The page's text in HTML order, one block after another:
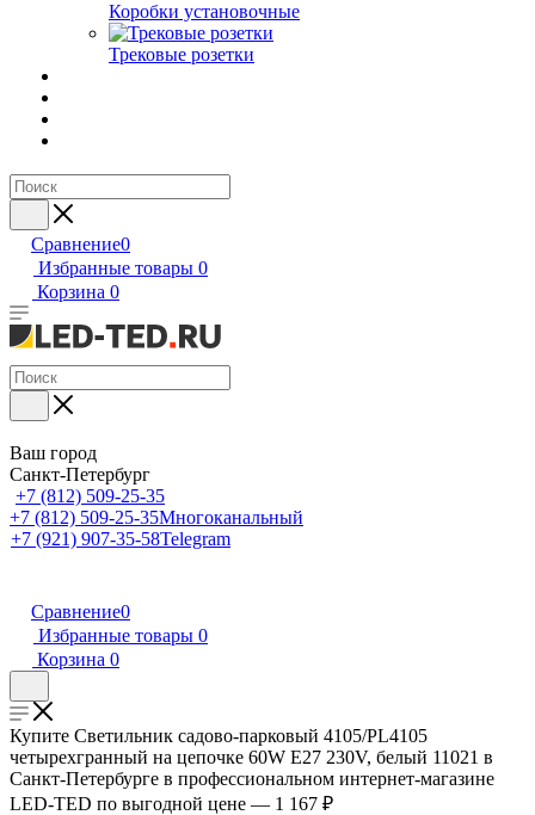
Коробки установочные
Трековые розетки
Сравнение0
Избранные товары 0
Корзина 0
Ваш город
Санкт-Петербург
+7 (812) 509-25-35
+7 (812) 509-25-35Многоканальный
+7 (921) 907-35-58Telegram
Сравнение0
Избранные товары 0
Корзина 0
Купите Светильник садово-парковый 4105/PL4105
четырехгранный на цепочке 60W E27 230V, белый 11021 в
Санкт-Петербурге в профессиональном интернет-магазине
LED-TED по выгодной цене — 1 167 ₽